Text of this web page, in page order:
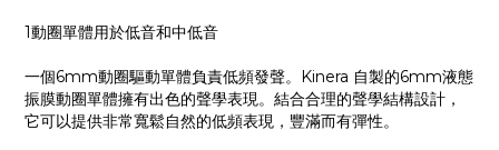
1動圈單體用於低音和中低音
一個6mm動圈驅動單體負責低頻發聲。Kinera 自製的6mm液態
振膜動圈單體擁有出色的聲學表現。結合合理的聲學結構設計，
它可以提供非常寬鬆自然的低頻表現，豐滿而有彈性。